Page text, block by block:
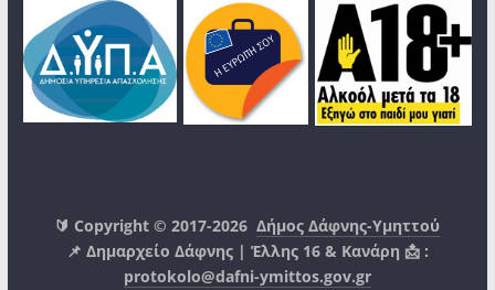
🔰 Copyright © 2017-2026Δήμος Δάφνης-Υμηττού
📌 Δημαρχείο Δάφνης | Έλλης 16 & Κανάρη 📩 :
protokolo@dafni-ymittos.gov.gr